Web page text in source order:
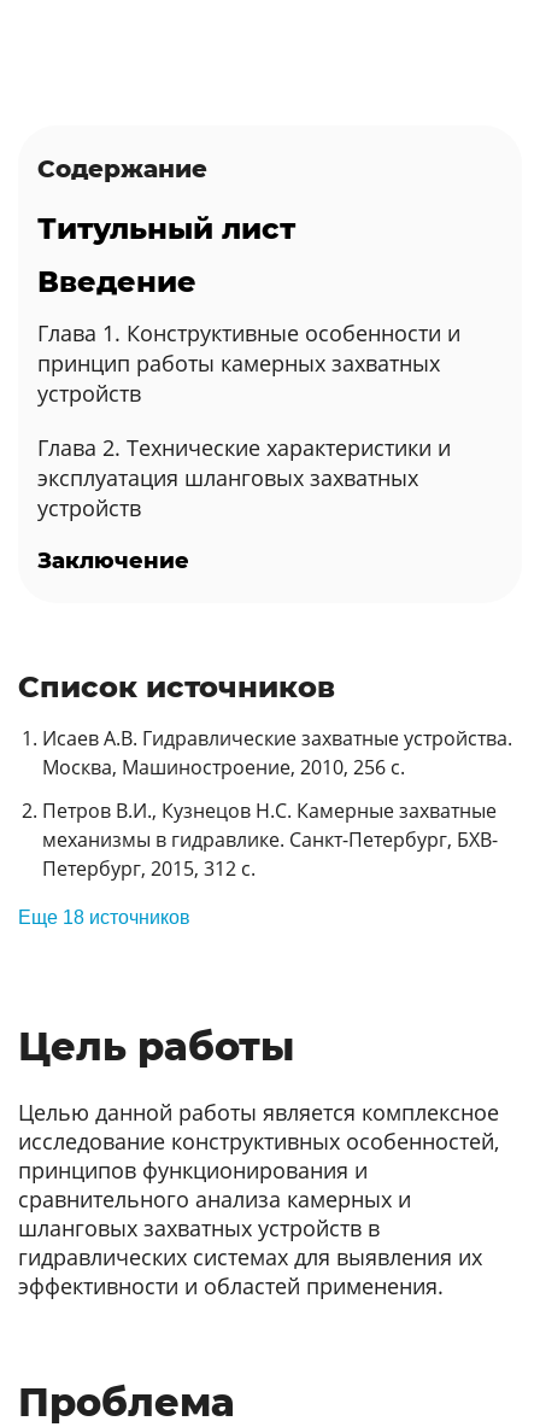
Содержание
Титульный лист
Введение
Глава 1. Конструктивные особенности и
принцип работы камерных захватных
устройств
Глава 2. Технические характеристики и
эксплуатация шланговых захватных
устройств
Заключение
Список источников
Исаев А.В. Гидравлические захватные устройства.
Москва, Машиностроение, 2010, 256 с.
Петров В.И., Кузнецов Н.С. Камерные захватные
механизмы в гидравлике. Санкт-Петербург, БХВ-
Петербург, 2015, 312 с.
Еще 18 источников
Цель работы
Целью данной работы является комплексное
исследование конструктивных особенностей,
принципов функционирования и
сравнительного анализа камерных и
шланговых захватных устройств в
гидравлических системах для выявления их
эффективности и областей применения.
Проблема